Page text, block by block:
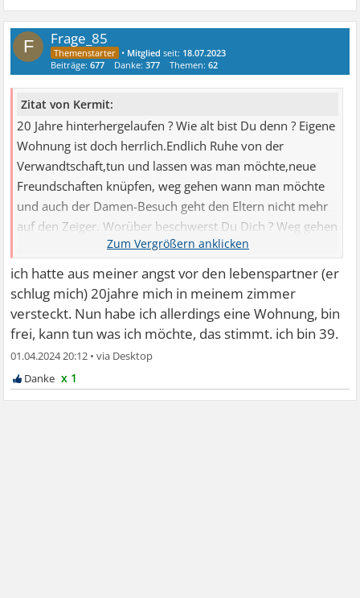
F Frage_85
• Mitglied seit: 18.07.2023
Beiträge:677 Danke:377 Themen:62
Zitat von Kermit:
20 Jahre hinterhergelaufen ? Wie alt bist Du denn ? Eigene
Wohnung ist doch herrlich.Endlich Ruhe von der
Verwandtschaft,tun und lassen was man möchte,neue
Freundschaften knüpfen, weg gehen wann man möchte
und auch der Damen-Besuch geht den Eltern nicht mehr
auf den Zeiger. Worüber beschwerst Du Dich ? Weg gehen
ich hatte aus meiner angst vor den lebenspartner (er
schlug mich) 20jahre mich in meinem zimmer
versteckt. Nun habe ich allerdings eine Wohnung, bin
frei, kann tun was ich möchte, das stimmt. ich bin 39.
01.04.2024 20:12 •
x 1